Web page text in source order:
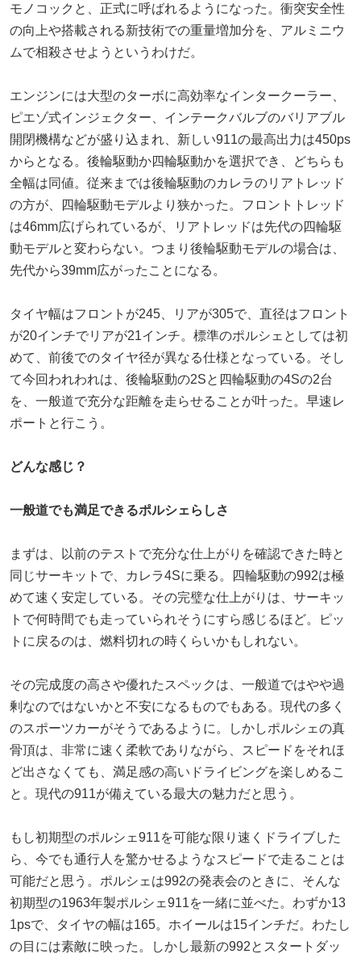
モノコックと、正式に呼ばれるようになった。衝突安全性
の向上や搭載される新技術での重量増加分を、アルミニウ
ムで相殺させようというわけだ。
エンジンには大型のターボに高効率なインタークーラー、
ピエゾ式インジェクター、インテークバルブのバリアブル
開閉機構などが盛り込まれ、新しい911の最高出力は450ps
からとなる。後輪駆動か四輪駆動かを選択でき、どちらも
全幅は同値。従来までは後輪駆動のカレラのリアトレッド
の方が、四輪駆動モデルより狭かった。フロントトレッド
は46mm広げられているが、リアトレッドは先代の四輪駆
動モデルと変わらない。つまり後輪駆動モデルの場合は、
先代から39mm広がったことになる。
タイヤ幅はフロントが245、リアが305で、直径はフロント
が20インチでリアが21インチ。標準のポルシェとしては初
めて、前後でのタイヤ径が異なる仕様となっている。そし
て今回われわれは、後輪駆動の2Sと四輪駆動の4Sの2台
を、一般道で充分な距離を走らせることが叶った。早速レ
ポートと行こう。
どんな感じ？
一般道でも満足できるポルシェらしさ
まずは、以前のテストで充分な仕上がりを確認できた時と
同じサーキットで、カレラ4Sに乗る。四輪駆動の992は極
めて速く安定している。その完璧な仕上がりは、サーキッ
トで何時間でも走っていられそうにすら感じるほど。ピッ
トに戻るのは、燃料切れの時くらいかもしれない。
その完成度の高さや優れたスペックは、一般道ではやや過
剰なのではないかと不安になるものでもある。現代の多く
のスポーツカーがそうであるように。しかしポルシェの真
骨頂は、非常に速く柔軟でありながら、スピードをそれほ
ど出さなくても、満足感の高いドライビングを楽しめるこ
と。現代の911が備えている最大の魅力だと思う。
もし初期型のポルシェ911を可能な限り速くドライブした
ら、今でも通行人を驚かせるようなスピードで走ることは
可能だと思う。ポルシェは992の発表会のときに、そんな
初期型の1963年製ポルシェ911を一緒に並べた。わずか13
1psで、タイヤの幅は165。ホイールは15インチだ。わたし
の目には素敵に映った。しかし最新の992とスタートダッ